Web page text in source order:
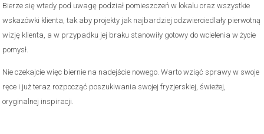
Bierze się wtedy pod uwagę podział pomieszczeń w lokalu oraz wszystkie
wskazówki klienta, tak aby projekty jak najbardziej odzwierciedlały pierwotną
wizję klienta, a w przypadku jej braku stanowiły gotowy do wcielenia w życie
pomysł.
Nie czekajcie więc biernie na nadejście nowego. Warto wziąć sprawy w swoje
ręce i już teraz rozpocząć poszukiwania swojej fryzjerskiej, świeżej,
oryginalnej inspiracji.